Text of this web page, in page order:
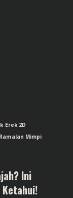
Erek 2D
Ramalan Mimpi
Ini